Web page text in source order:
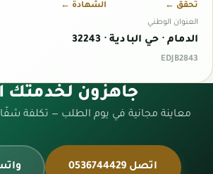
تحقّق ← الشهادة ←
العنوان الوطني
الدمام · حي البادية · 32243
EDJB2843
جاهزون لخدمتك
معاينة مجانية في يوم الطلب — تكلفة
اتصل 0536744429